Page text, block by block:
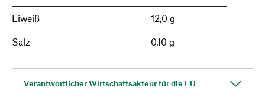
Eiweiß 12,0 g
Salz 0,10 g
Verantwortlicher Wirtschaftsakteur für die EU